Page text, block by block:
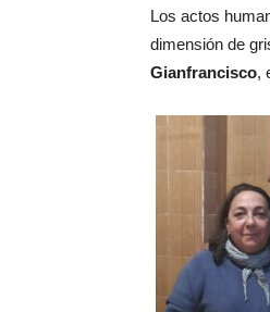
Los actos
dimensión de
Gianfrancisco,